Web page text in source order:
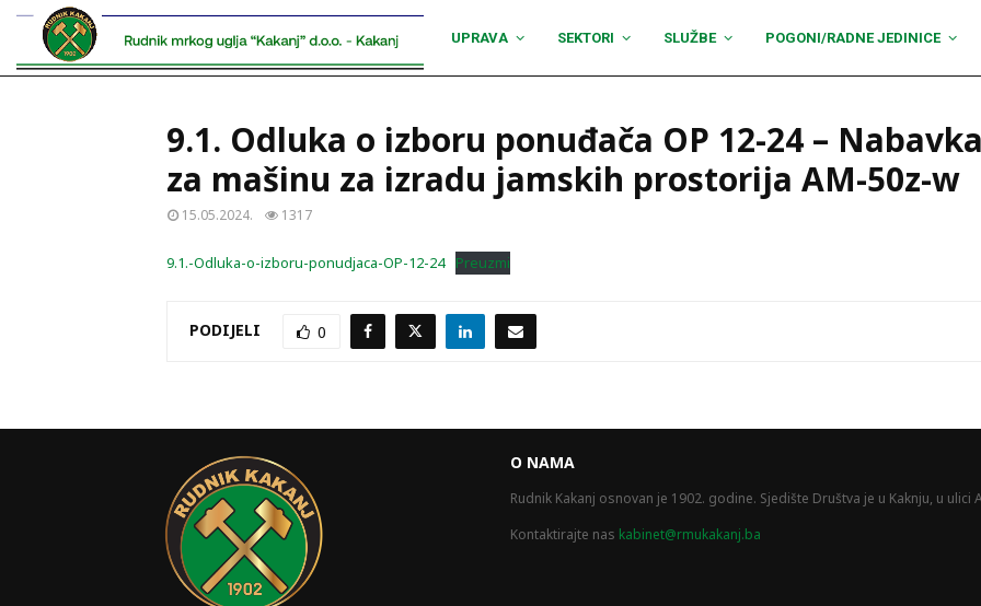
UPRAVA SEKTORI SLUŽBE POGONI/RADNE JEDINICE
9.1. Odluka o izboru ponuđača OP 12-24 –
za mašinu za izradu jamskih prostorija AM-50z-w
15.05.2024. 1317
9.1.-Odluka-o-izboru-ponudjaca-OP-12-24 Preuzmi
PODIJELI 0
O NAMA
Rudnik Kakanj osnovan je 1902. godine. Sjedište Društva je u Kaknju, u ulici
Kontaktirajte nas kabinet@rmukakanj.ba